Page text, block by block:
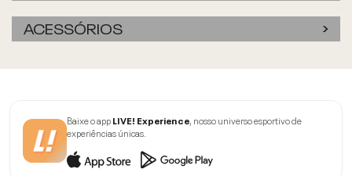
ACESSÓRIOS
Baixe o appLIVE! Experience, nosso universo esportivo de
experiências únicas.